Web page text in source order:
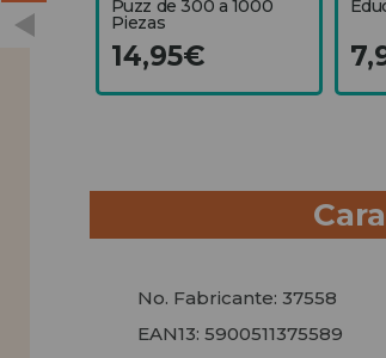
Puzz de 300 a 1000
Piezas
14,95€
No. Fabricante: 37558
EAN13: 5900511375589